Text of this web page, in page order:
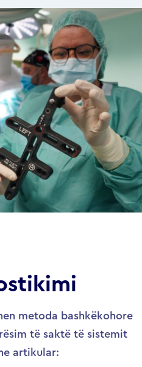
metoda bashkëkohore
të saktë të sistemit
artikular: